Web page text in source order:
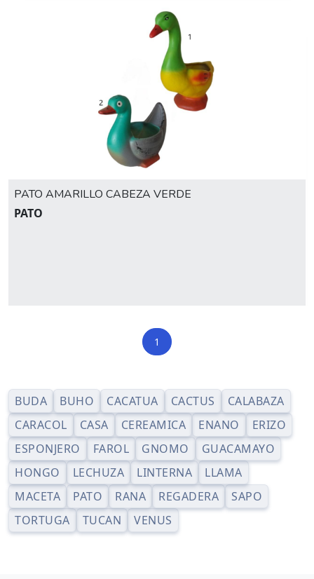
PATO AMARILLO CABEZA VERDE
PATO
1
BUDA BUHO CACATUA CACTUS
CALABAZA
CARACOL
CASA CEREAMICA ENANO
ERIZO
ESPONJERO
FAROL GNOMO
GUACAMAYO
HONGO
LECHUZA LINTERNA
LLAMA
MACETA
PATO RANA REGADERA
SAPO
TORTUGA
TUCAN VENUS